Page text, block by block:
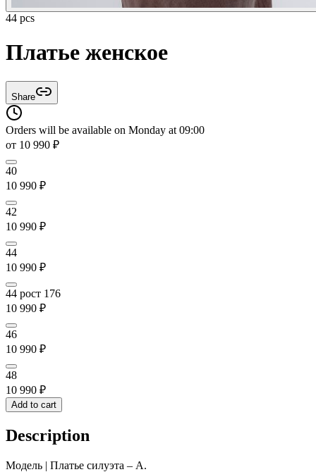
44 pcs
Платье женское
Share
Orders will be available on Monday at 09:00
от 10 990 ₽
40
10 990 ₽
42
10 990 ₽
44
10 990 ₽
44 рост 176
10 990 ₽
46
10 990 ₽
48
10 990 ₽
Add to cart
Description
Модель | Платье силуэта – А.